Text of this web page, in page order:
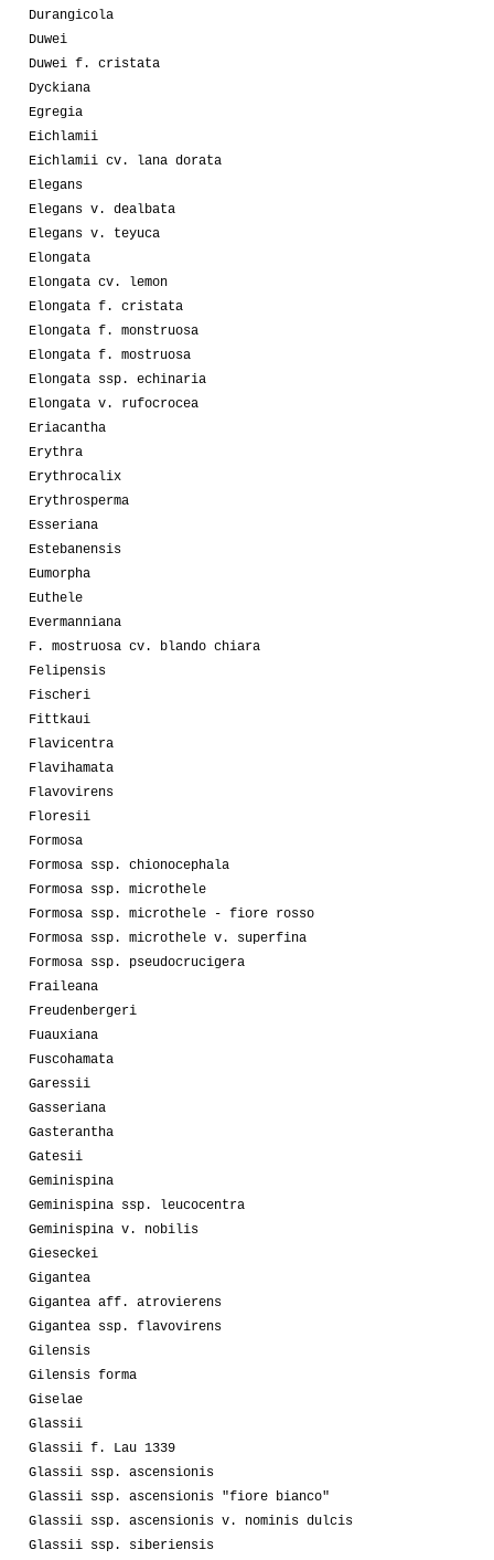
Durangicola
Duwei
Duwei f. cristata
Dyckiana
Egregia
Eichlamii
Eichlamii cv. lana dorata
Elegans
Elegans v. dealbata
Elegans v. teyuca
Elongata
Elongata cv. lemon
Elongata f. cristata
Elongata f. monstruosa
Elongata f. mostruosa
Elongata ssp. echinaria
Elongata v. rufocrocea
Eriacantha
Erythra
Erythrocalix
Erythrosperma
Esseriana
Estebanensis
Eumorpha
Euthele
Evermanniana
F. mostruosa cv. blando chiara
Felipensis
Fischeri
Fittkaui
Flavicentra
Flavihamata
Flavovirens
Floresii
Formosa
Formosa ssp. chionocephala
Formosa ssp. microthele
Formosa ssp. microthele - fiore rosso
Formosa ssp. microthele v. superfina
Formosa ssp. pseudocrucigera
Fraileana
Freudenbergeri
Fuauxiana
Fuscohamata
Garessii
Gasseriana
Gasterantha
Gatesii
Geminispina
Geminispina ssp. leucocentra
Geminispina v. nobilis
Gieseckei
Gigantea
Gigantea aff. atrovierens
Gigantea ssp. flavovirens
Gilensis
Gilensis forma
Giselae
Glassii
Glassii f. Lau 1339
Glassii ssp. ascensionis
Glassii ssp. ascensionis "fiore bianco"
Glassii ssp. ascensionis v. nominis dulcis
Glassii ssp. siberiensis